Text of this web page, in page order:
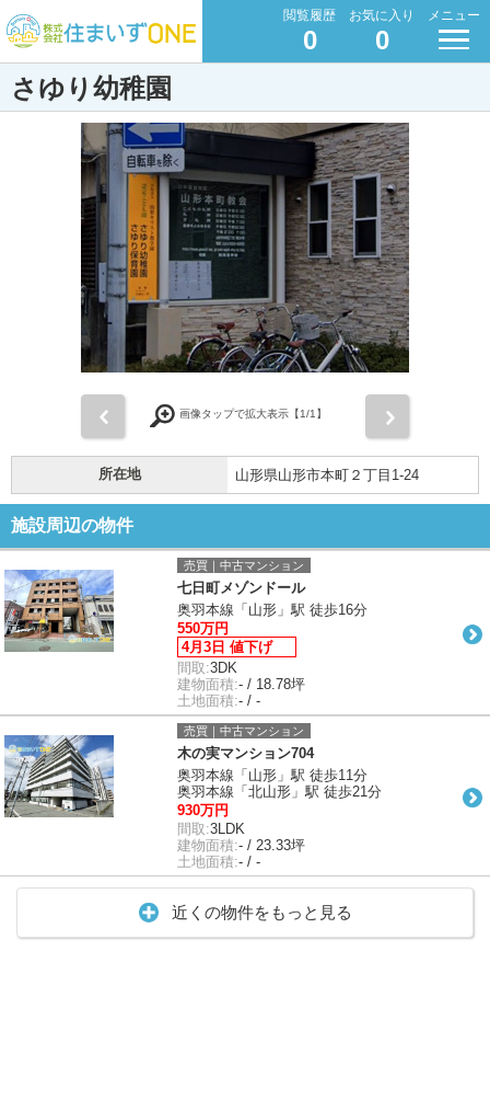
閲覧履歴
0
お気に入り
0
メニュー
さゆり幼稚園
画像タップで拡大表示【1/1】
所在地 山形県山形市本町２丁目1-24
施設周辺の物件
売買｜中古マンション
七日町メゾンドール
奥羽本線「山形」駅 徒歩16分
550万円
4月3日 値下げ
間取:3DK
建物面積:- / 18.78坪
土地面積:- / -
売買｜中古マンション
木の実マンション704
奥羽本線「山形」駅 徒歩11分
奥羽本線「北山形」駅 徒歩21分
930万円
間取:3LDK
建物面積:- / 23.33坪
土地面積:- / -
近くの物件をもっと見る